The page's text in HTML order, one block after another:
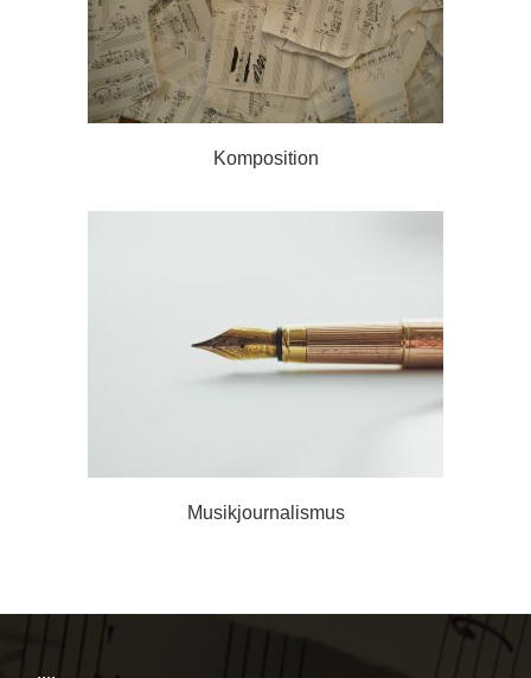
Komposition
Musikjournalismus